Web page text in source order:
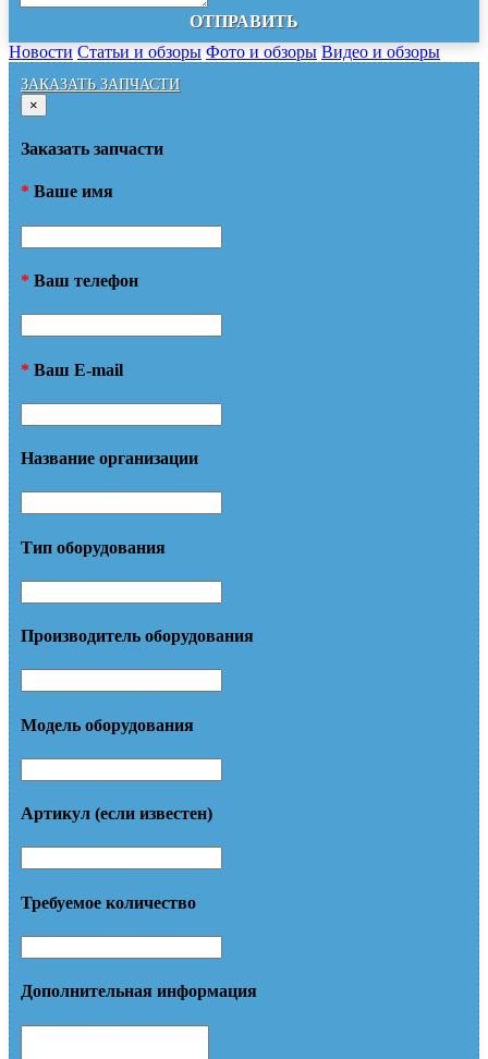
ОТПРАВИТЬ
Новости Статьи и обзоры Фото и обзоры Видео и обзоры
ЗАКАЗАТЬ ЗАПЧАСТИ
×
Заказать запчасти
* Ваше имя
* Ваш телефон
* Ваш E-mail
Название организации
Тип оборудования
Производитель оборудования
Модель оборудования
Артикул (если известен)
Требуемое количество
Дополнительная информация